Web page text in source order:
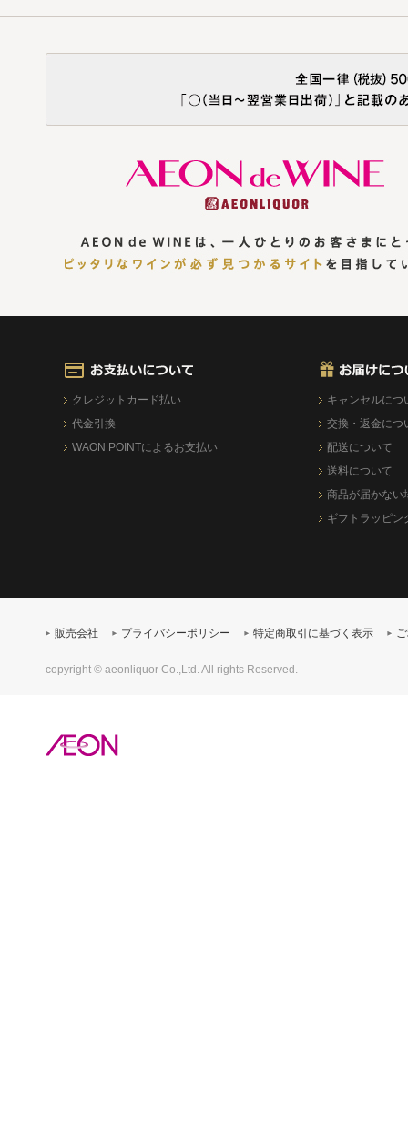
クレジットカード払い
代金引換
WAON POINTによるお支払い
キャンセルにつ
交換・返金につ
配送について
送料について
商品が届かない
ギフトラッピン
販売会社 プライバシーポリシー 特定商取引に基づく表示
copyright © aeonliquor Co.,Ltd. All rights Reserved.